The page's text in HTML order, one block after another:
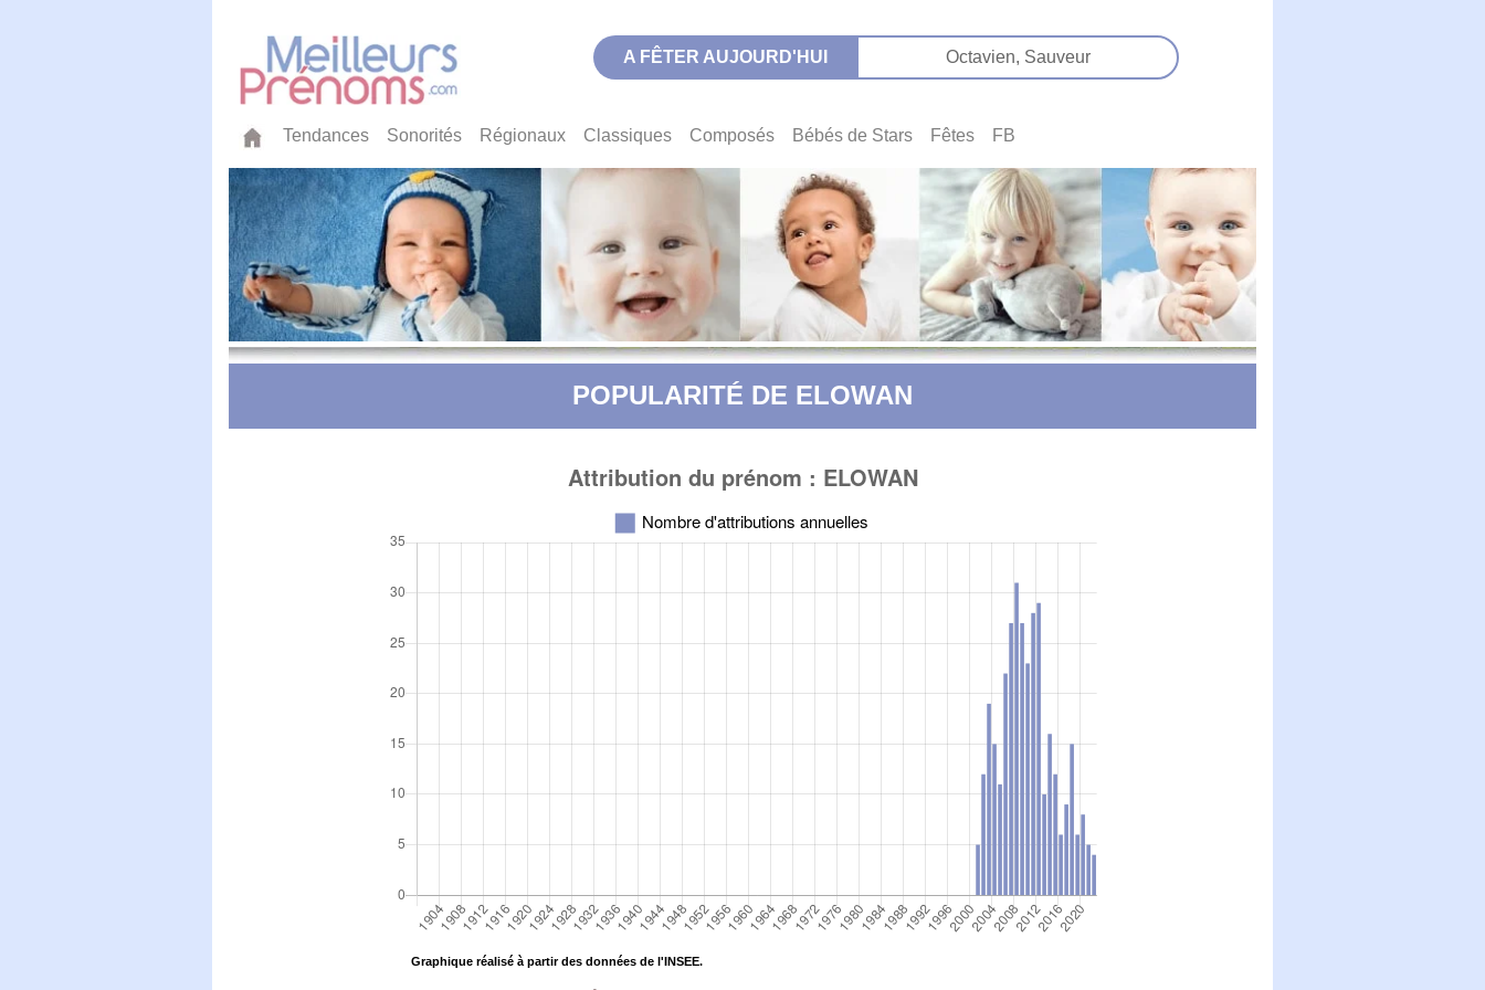
A FÊTER AUJOURD'HUI Octavien, Sauveur
Tendances Sonorités Régionaux Classiques Composés Bébés de Stars Fêtes FB
POPULARITÉ DE ELOWAN
Graphique réalisé à partir des données de l'INSEE.